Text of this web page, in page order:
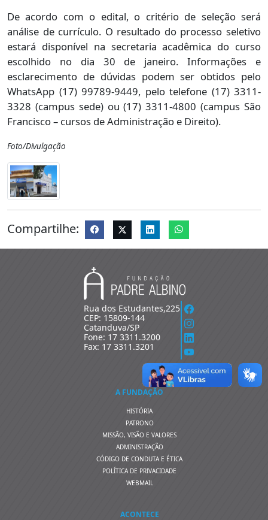
De acordo com o edital, o critério de seleção será
análise de currículo. O resultado do processo seletivo
estará disponível na secretaria acadêmica do curso
escolhido no dia 30 de janeiro. Informações e
esclarecimento de dúvidas podem ser obtidos pelo
WhatsApp (17) 99789-9449, pelo telefone (17) 3311-
3328 (campus sede) ou (17) 3311-4800 (campus São
Francisco – cursos de Administração e Direito).
Foto/Divulgação
Compartilhe:
Rua dos Estudantes,225
CEP: 15809-144
Catanduva/SP
Fone: 17 3311.3200
Fax: 17 3311.3201
A FUNDAÇÃO
HISTÓRIA
PATRONO
MISSÃO, VISÃO E VALORES
ADMINISTRAÇÃO
CÓDIGO DE CONDUTA E ÉTICA
POLÍTICA DE PRIVACIDADE
WEBMAIL
ACONTECE